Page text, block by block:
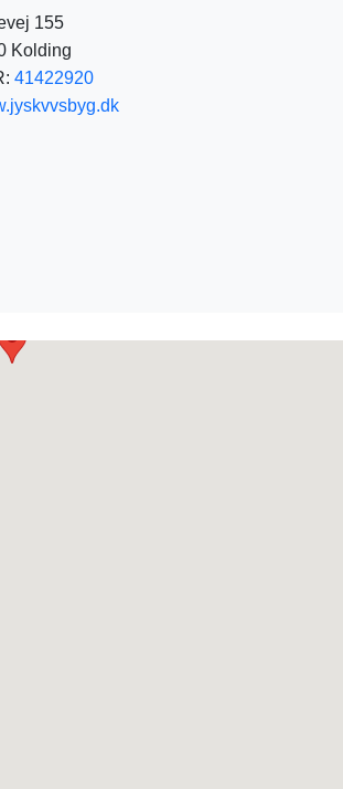
155
Kolding
41422920